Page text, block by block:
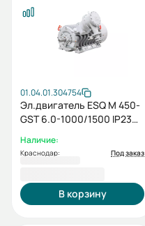
01.04.01.304754
Эл.двигатель ESQ M 450-
GST 6.0-1000/1500 IP23
Наличие:
Краснодар: Под заказ
В корзину